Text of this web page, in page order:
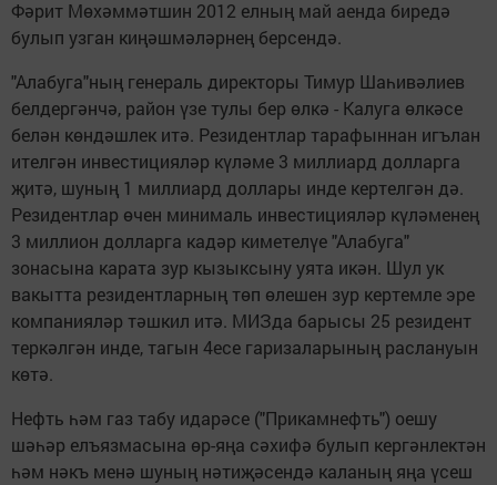
Фәрит Мөхәммәтшин 2012 елның май аенда биредә
булып узган киңәшмәләрнең берсендә.
"Алабуга"ның генераль директоры Тимур Шаһивәлиев
белдергәнчә, район үзе тулы бер өлкә - Калуга өлкәсе
белән көндәшлек итә. Резидентлар тарафыннан игълан
ителгән инвестицияләр күләме 3 миллиард долларга
җитә, шуның 1 миллиард доллары инде кертелгән дә.
Резидентлар өчен минималь инвестицияләр күләменең
3 миллион долларга кадәр киметелүе "Алабуга"
зонасына карата зур кызыксыну уята икән. Шул ук
вакытта резидентларның төп өлешен зур кертемле эре
компанияләр тәшкил итә. МИЗда барысы 25 резидент
теркәлгән инде, тагын 4есе гаризаларының раслануын
көтә.
Нефть һәм газ табу идарәсе ("Прикамнефть") оешу
шәһәр елъязмасына өр-яңа сәхифә булып кергәнлектән
һәм нәкъ менә шуның нәтиҗәсендә каланың яңа үсеш